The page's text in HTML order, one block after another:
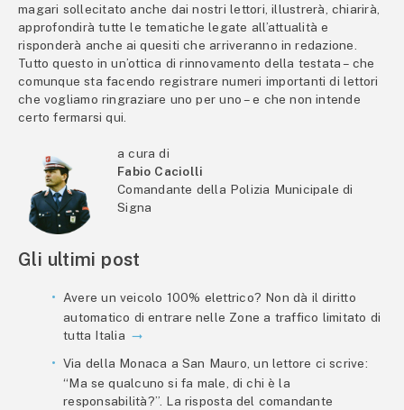
magari sollecitato anche dai nostri lettori, illustrerà, chiarirà,
approfondirà tutte le tematiche legate all’attualità e
risponderà anche ai quesiti che arriveranno in redazione.
Tutto questo in un’ottica di rinnovamento della testata – che
comunque sta facendo registrare numeri importanti di lettori
che vogliamo ringraziare uno per uno – e che non intende
certo fermarsi qui.
a cura di
Fabio Caciolli
Comandante della Polizia Municipale di
Signa
Gli ultimi post
Avere un veicolo 100% elettrico? Non dà il diritto
automatico di entrare nelle Zone a traffico limitato di
tutta Italia
Via della Monaca a San Mauro, un lettore ci scrive:
“Ma se qualcuno si fa male, di chi è la
responsabilità?”. La risposta del comandante